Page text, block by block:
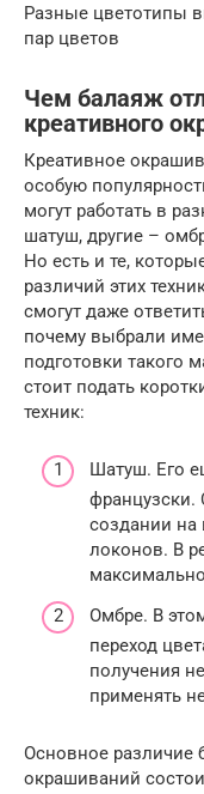
Разные цветотипы
пар цветов
Чем балаяж
креативного
Креативное
особую
могут работать в
шатуш, другие –
Но есть и те,
различий этих
смогут даже
почему выбрали
подготовки такого
стоит подать
техник:
Шатуш. Его
французски.
создании на
локонов. В
Омбре. В
переход
получения
применять
Основное различие
окрашиваний